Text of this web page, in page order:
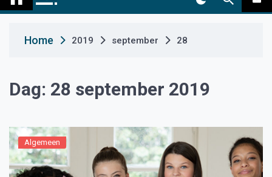
t
Home 2019 september 28
Dag: 28 september 2019
Algemeen